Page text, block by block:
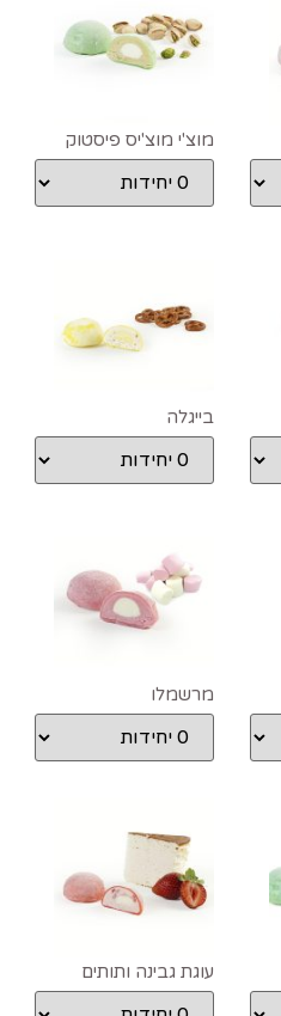
מוצ'י מוצ'יס פיסטוק
בייגלה
מרשמלו
עוגת גבינה ותותים